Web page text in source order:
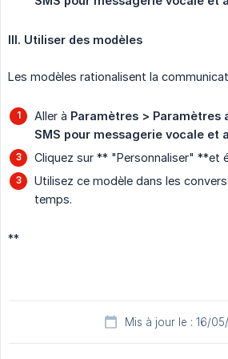
III. Utiliser des modèles
Les modèles rationalisent la
Aller à Paramètres > Paramètres
SMS pour messagerie vocale et
Cliquez sur ** "Personnaliser" **et
Utilisez ce modèle dans les
temps.
**
Mis à jour le : 16/